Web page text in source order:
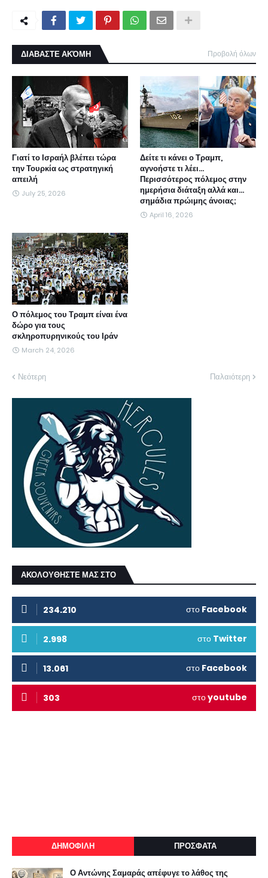
ΔΙΑΒΑΣΤΕ ΑΚΌΜΗ Προβολή όλων
Γιατί το Ισραήλ βλέπει τώρα
την Τουρκία ως στρατηγική
απειλή
July 25, 2026
Δείτε τι κάνει ο Τραμπ,
αγνοήστε τι λέει...
Περισσότερος πόλεμος στην
ημερήσια διάταξη αλλά και...
σημάδια πρώιμης άνοιας;
April 16, 2026
Ο πόλεμος του Τραμπ είναι ένα
δώρο για τους
σκληροπυρηνικούς του Ιράν
March 24, 2026
Νεότερη Παλαιότερη
ΑΚΟΛΟΥΘΗΣΤΕ ΜΑΣ ΣΤΟ
234.210 στο Facebook
2.998 στο Twitter
13.061 στο Facebook
303 στοyoutube
ΔΗΜΟΦΙΛΗ ΠΡΟΣΦΑΤΑ
Ο Αντώνης Σαμαράς απέφυγε το λάθος της